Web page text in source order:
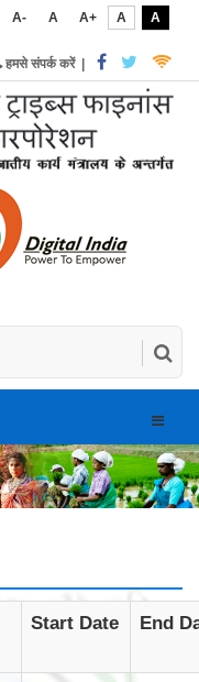
A- A A+ A
A
हमसे संपर्क करें|
Toggle
Start Date End